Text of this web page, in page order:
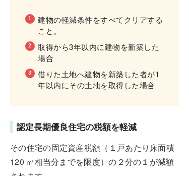
建物の軽減条件をすべてクリアする
こと。
取得から3年以内に建物を新築した
場合
借りた土地へ建物を新築した者が1
年以内にその土地を取得した場合
認定長期優良住宅の税額を軽減
その住宅の固定資産税額（１戸あたり床面積
120 ㎡相当分までを限度）の２分の１が減額